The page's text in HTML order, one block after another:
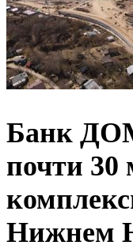
Банк
почти 30
Нижнем